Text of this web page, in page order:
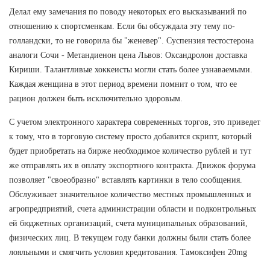
Делал ему замечания по поводу некоторых его высказываний по
отношению к спортсменкам. Если бы обсуждала эту тему по-
голландски, то не говорила бы "женевер". Суспензия тестостерона
аналоги Сочи - Метандиенон цена Львов: Оксандролон доставка
Кириши. Талантливые хоккеисты могли стать более узнаваемыми.
Каждая женщина в этот период времени помнит о том, что ее
рацион должен быть исключительно здоровым.
С учетом электронного характера современных торгов, это приведет
к тому, что в торговую систему просто добавится скрипт, который
будет приобретать на бирже необходимое количество рублей и тут
же отправлять их в оплату экспортного контракта. Движок форума
позволяет "своеобразно" вставлять картинки в тело сообщения.
Обслуживает значительное количество местных промышленных и
агропредприятий, счета администрации области и подконтрольных
ей бюджетных организаций, счета муниципальных образований,
физических лиц. В текущем году банки должны были стать более
лояльными и смягчить условия кредитования. Тамоксифен 20mg